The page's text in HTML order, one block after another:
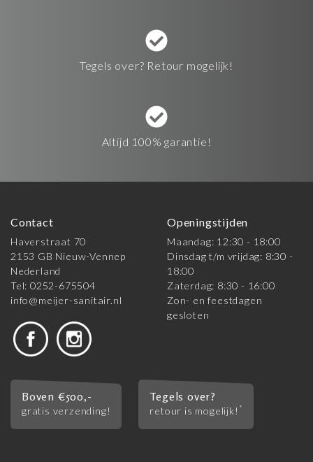
Tegels over? Retour mogelijk!
Altijd 100% garantie!
Contact
Haverstraat 70
2153 GB Nieuw-Vennep
Nederland
Tel: 0252-675504
info@meijer-sanitair.nl
Openingstijden
Maandag: 12:30 - 18:00
Dinsdag t/m vrijdag: 8:30 -
18:00
Zaterdag: 8:30 - 16:00
Zon- en feestdagen
gesloten
Boven €500,-
gratis verzending!
Tegels over?
retour is mogelijk! *